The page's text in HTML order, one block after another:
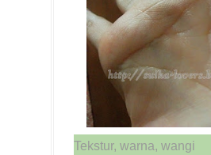
Tekstur, warna, wangi